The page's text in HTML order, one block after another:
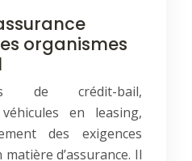
organismes
de crédit-bail,
en leasing,
des exigences
d’assurance. Il